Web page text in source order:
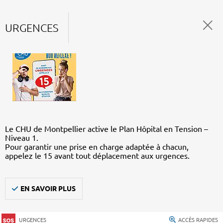
URGENCES
Le CHU de Montpellier active le Plan Hôpital en Tension –
Niveau 1.
Pour garantir une prise en charge adaptée à chacun,
appelez le 15 avant tout déplacement aux urgences.
EN SAVOIR PLUS
URGENCES ACCÈS RAPIDES